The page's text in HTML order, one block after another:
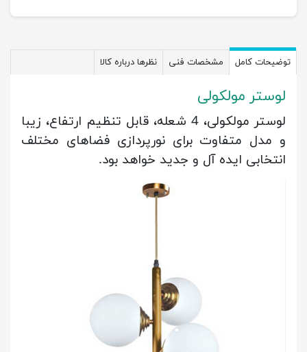
توضیحات کامل مشخصات فنی نظرها درباره کالا
لوستر مولکولی
لوستر مولکولی، 4 شعله، قابل تنظیم ارتفاع، زیبا
و مدل متفاوت برای نورپردازی فضاهای مختلف
انتخابی ایده آل و جدید خواهد بود.